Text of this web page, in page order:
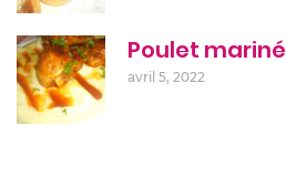
Poulet mariné
avril 5, 2022